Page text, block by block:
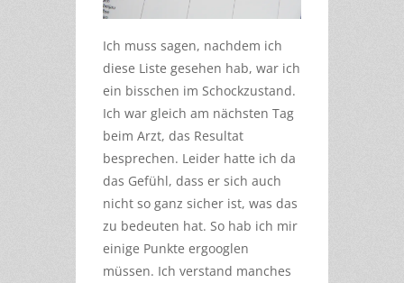
Ich muss sagen, nachdem ich
diese Liste gesehen hab, war ich
ein bisschen im Schockzustand.
Ich war gleich am nächsten Tag
beim Arzt, das Resultat
besprechen. Leider hatte ich da
das Gefühl, dass er sich auch
nicht so ganz sicher ist, was das
zu bedeuten hat. So hab ich mir
einige Punkte ergooglen
müssen. Ich verstand manches